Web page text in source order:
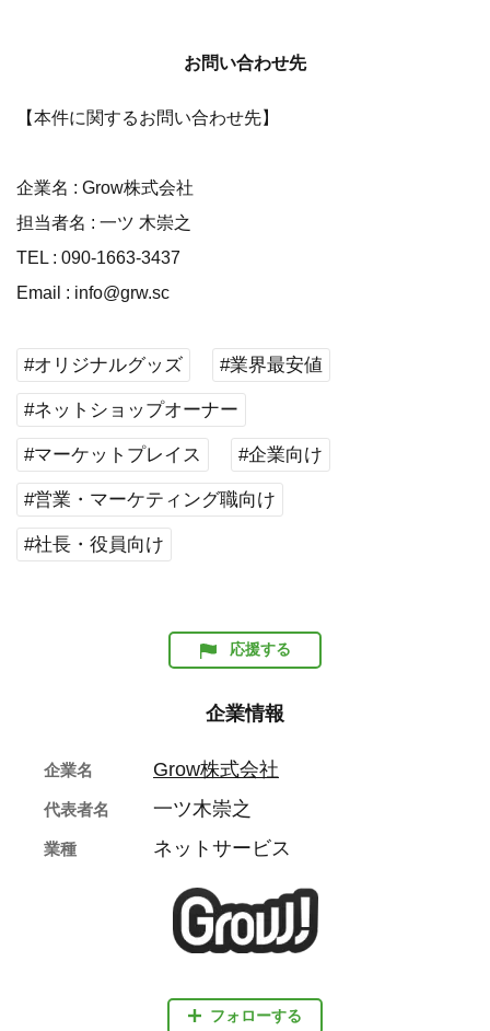
お問い合わせ先
【本件に関するお問い合わせ先】
企業名 : Grow株式会社
担当者名 : 一ツ 木崇之
TEL : 090-1663-3437
Email : info@grw.sc
#オリジナルグッズ #業界最安値
#ネットショップオーナー
#マーケットプレイス #企業向け
#営業・マーケティング職向け
#社長・役員向け
応援する
企業情報
フォローする
企業名 Grow株式会社
代表者名 一ツ木崇之
業種 ネットサービス